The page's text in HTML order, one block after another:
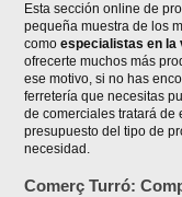
Esta sección online de
pequeña muestra de los
comoespecialistas en
ofrecerte muchos más
ese motivo, si no has
ferretería que necesitas
de comerciales tratará de
presupuesto del tipo de
necesidad.
Comerç Turró: